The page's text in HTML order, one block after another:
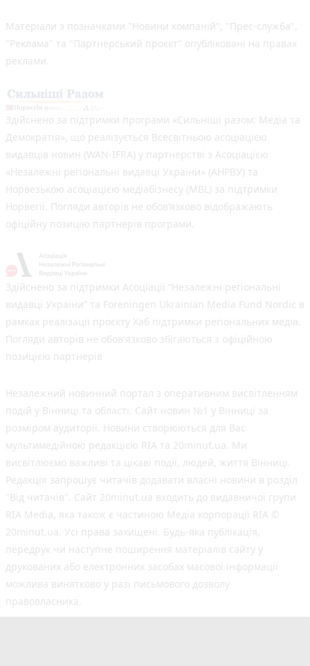
Матеріали з позначками "Новини компаній", "Прес-служба",
"Реклама" та "Партнерський проєкт" опубліковані на правах
реклами.
Здійснено за підтримки програми «Сильніші разом: Медіа та
Демократія», що реалізується Всесвітньою асоціацією
видавців новин (WAN-IFRA) у партнерстві з Асоціацією
«Незалежні регіональні видавці України» (АНРВУ) та
Норвезькою асоціацією медіабізнесу (MBL) за підтримки
Норвегії. Погляди авторів не обов’язково відображають
офіційну позицію партнерів програми.
Здійснено за підтримки Асоціації “Незалежні регіональні
видавці України” та Foreningen Ukrainian Media Fund Nordic в
рамках реалізації проєкту Хаб підтримки регіональних медіа.
Погляди авторів не обов'язково збігаються з офіційною
позицією партнерів
Незалежний новинний портал з оперативним висвітленням
подій у Вінниці та області. Сайт новин №1 у Вінниці за
розміром аудиторії. Новини створюються для Вас
мультимедійною редакцією RIA та 20minut.ua. Ми
висвітлюємо важливі та цікаві події, людей, життя Вінниці.
Редакція запрошує читачів додавати власні новини в розділ
"Від читачів". Сайт 20minut.ua входить до видавничої групи
RIA Media, яка також є частиною Медіа корпорації RIA ©
20minut.ua. Усі права захищені. Будь-яка публiкацiя,
передрук чи наступне поширення матеріалів сайту у
друкованих або електронних засобах масової інформації
можлива винятково у разі письмового дозволу
правовласника.